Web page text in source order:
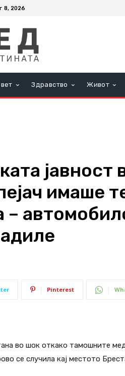
8, 2026
Здравство Живот
јавност
имаше
–
Pinterest
во шок откако тамошните
се случила кај местото